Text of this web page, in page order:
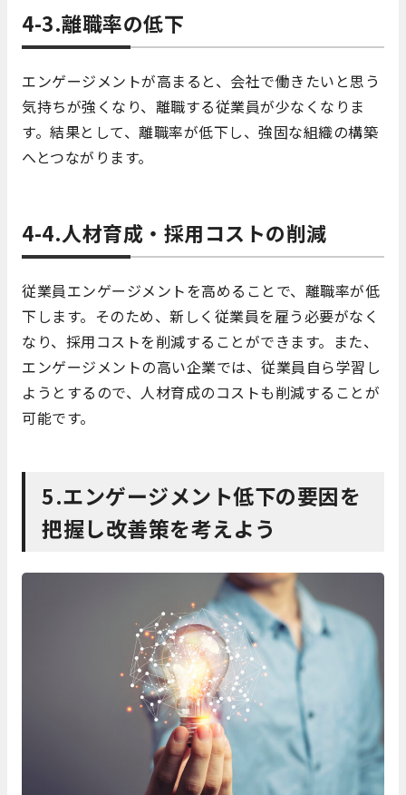
4-3.離職率の低下
エンゲージメントが高まると、会社で働きたいと思う
気持ちが強くなり、離職する従業員が少なくなりま
す。結果として、離職率が低下し、強固な組織の構築
へとつながります。
4-4.人材育成・採用コストの削減
従業員エンゲージメントを高めることで、離職率が低
下します。そのため、新しく従業員を雇う必要がなく
なり、採用コストを削減することができます。また、
エンゲージメントの高い企業では、従業員自ら学習し
ようとするので、人材育成のコストも削減することが
可能です。
5.エンゲージメント低下の要因を
把握し改善策を考えよう